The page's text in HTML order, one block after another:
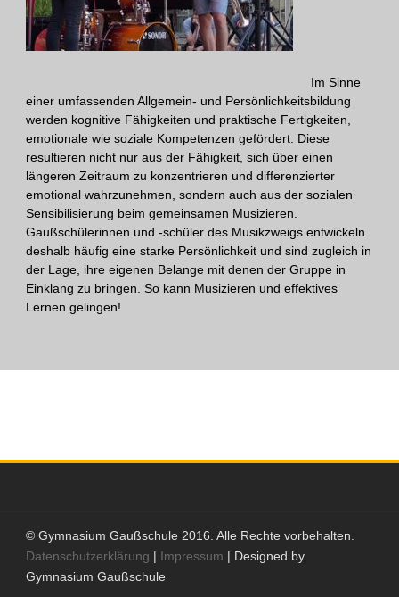
Im Sinne
einer umfassenden Allgemein- und Persönlichkeitsbildung
werden kognitive Fähigkeiten und praktische Fertigkeiten,
emotionale wie soziale Kompetenzen gefördert. Diese
resultieren nicht nur aus der Fähigkeit, sich über einen
längeren Zeitraum zu konzentrieren und differenzierter
emotional wahrzunehmen, sondern auch aus der sozialen
Sensibilisierung beim gemeinsamen Musizieren.
Gaußschülerinnen und -schüler des Musikzweigs entwickeln
deshalb häufig eine starke Persönlichkeit und sind zugleich in
der Lage, ihre eigenen Belange mit denen der Gruppe in
Einklang zu bringen. So kann Musizieren und effektives
Lernen gelingen!
© Gymnasium Gaußschule 2016. Alle Rechte vorbehalten.
Datenschutzerklärung | Impressum | Designed by
Gymnasium Gaußschule